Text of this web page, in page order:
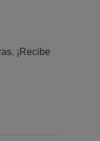
¡Recibe